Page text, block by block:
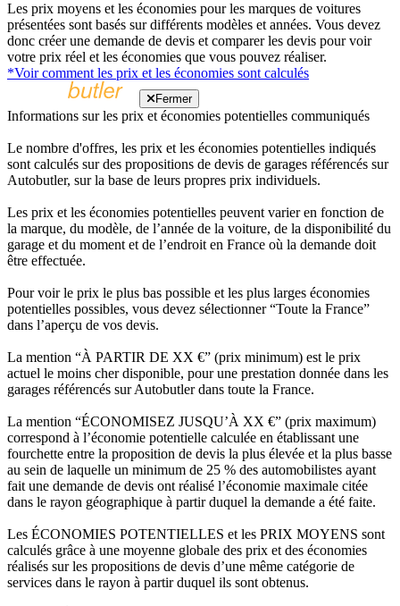
Les prix moyens et les économies pour les marques de voitures
présentées sont basés sur différents modèles et années. Vous devez
donc créer une demande de devis et comparer les devis pour voir
votre prix réel et les économies que vous pouvez réaliser.
*Voir comment les prix et les économies sont calculés
Fermer
Informations sur les prix et économies potentielles communiqués
Le nombre d'offres, les prix et les économies potentielles indiqués
sont calculés sur des propositions de devis de garages référencés sur
Autobutler, sur la base de leurs propres prix individuels.
Les prix et les économies potentielles peuvent varier en fonction de
la marque, du modèle, de l’année de la voiture, de la disponibilité du
garage et du moment et de l’endroit en France où la demande doit
être effectuée.
Pour voir le prix le plus bas possible et les plus larges économies
potentielles possibles, vous devez sélectionner “Toute la France”
dans l’aperçu de vos devis.
La mention “À PARTIR DE XX €” (prix minimum) est le prix
actuel le moins cher disponible, pour une prestation donnée dans les
garages référencés sur Autobutler dans toute la France.
La mention “ÉCONOMISEZ JUSQU’À XX €” (prix maximum)
correspond à l’économie potentielle calculée en établissant une
fourchette entre la proposition de devis la plus élevée et la plus basse
au sein de laquelle un minimum de 25 % des automobilistes ayant
fait une demande de devis ont réalisé l’économie maximale citée
dans le rayon géographique à partir duquel la demande a été faite.
Les ÉCONOMIES POTENTIELLES et les PRIX MOYENS sont
calculés grâce à une moyenne globale des prix et des économies
réalisés sur les propositions de devis d’une même catégorie de
services dans le rayon à partir duquel ils sont obtenus.